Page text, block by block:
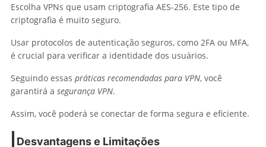
Escolha VPNs que usam criptografia AES-256. Este tipo de
criptografia é muito seguro.
Usar protocolos de autenticação seguros, como 2FA ou MFA,
é crucial para verificar a identidade dos usuários.
Seguindo essas práticas recomendadas para VPN, você
garantirá a segurança VPN.
Assim, você poderá se conectar de forma segura e eficiente.
Desvantagens e Limitações